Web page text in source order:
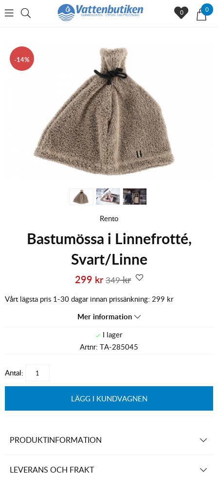
0
0
14
Rento
Bastumössa i Linnefrotté,
Svart/Linne
349kr
299 kr
Vårt lägsta pris 1-30 dagar innan prissänkning: 299 kr
Mer information
Artnr: TA-285045
Antal:
LÄGG I KUNDVAGNEN
PRODUKTINFORMATION
LEVERANS OCH FRAKT